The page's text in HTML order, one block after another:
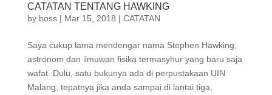
CATATAN TENTANG HAWKING
by boss| Mar 15, 2018 | CATATAN
Saya cukup lama mendengar nama Stephen Hawking,
astronom dan ilmuwan fisika termasyhur yang baru saja
wafat. Dulu, satu bukunya ada di perpustakaan UIN
Malang, tepatnya jika anda sampai di lantai tiga,